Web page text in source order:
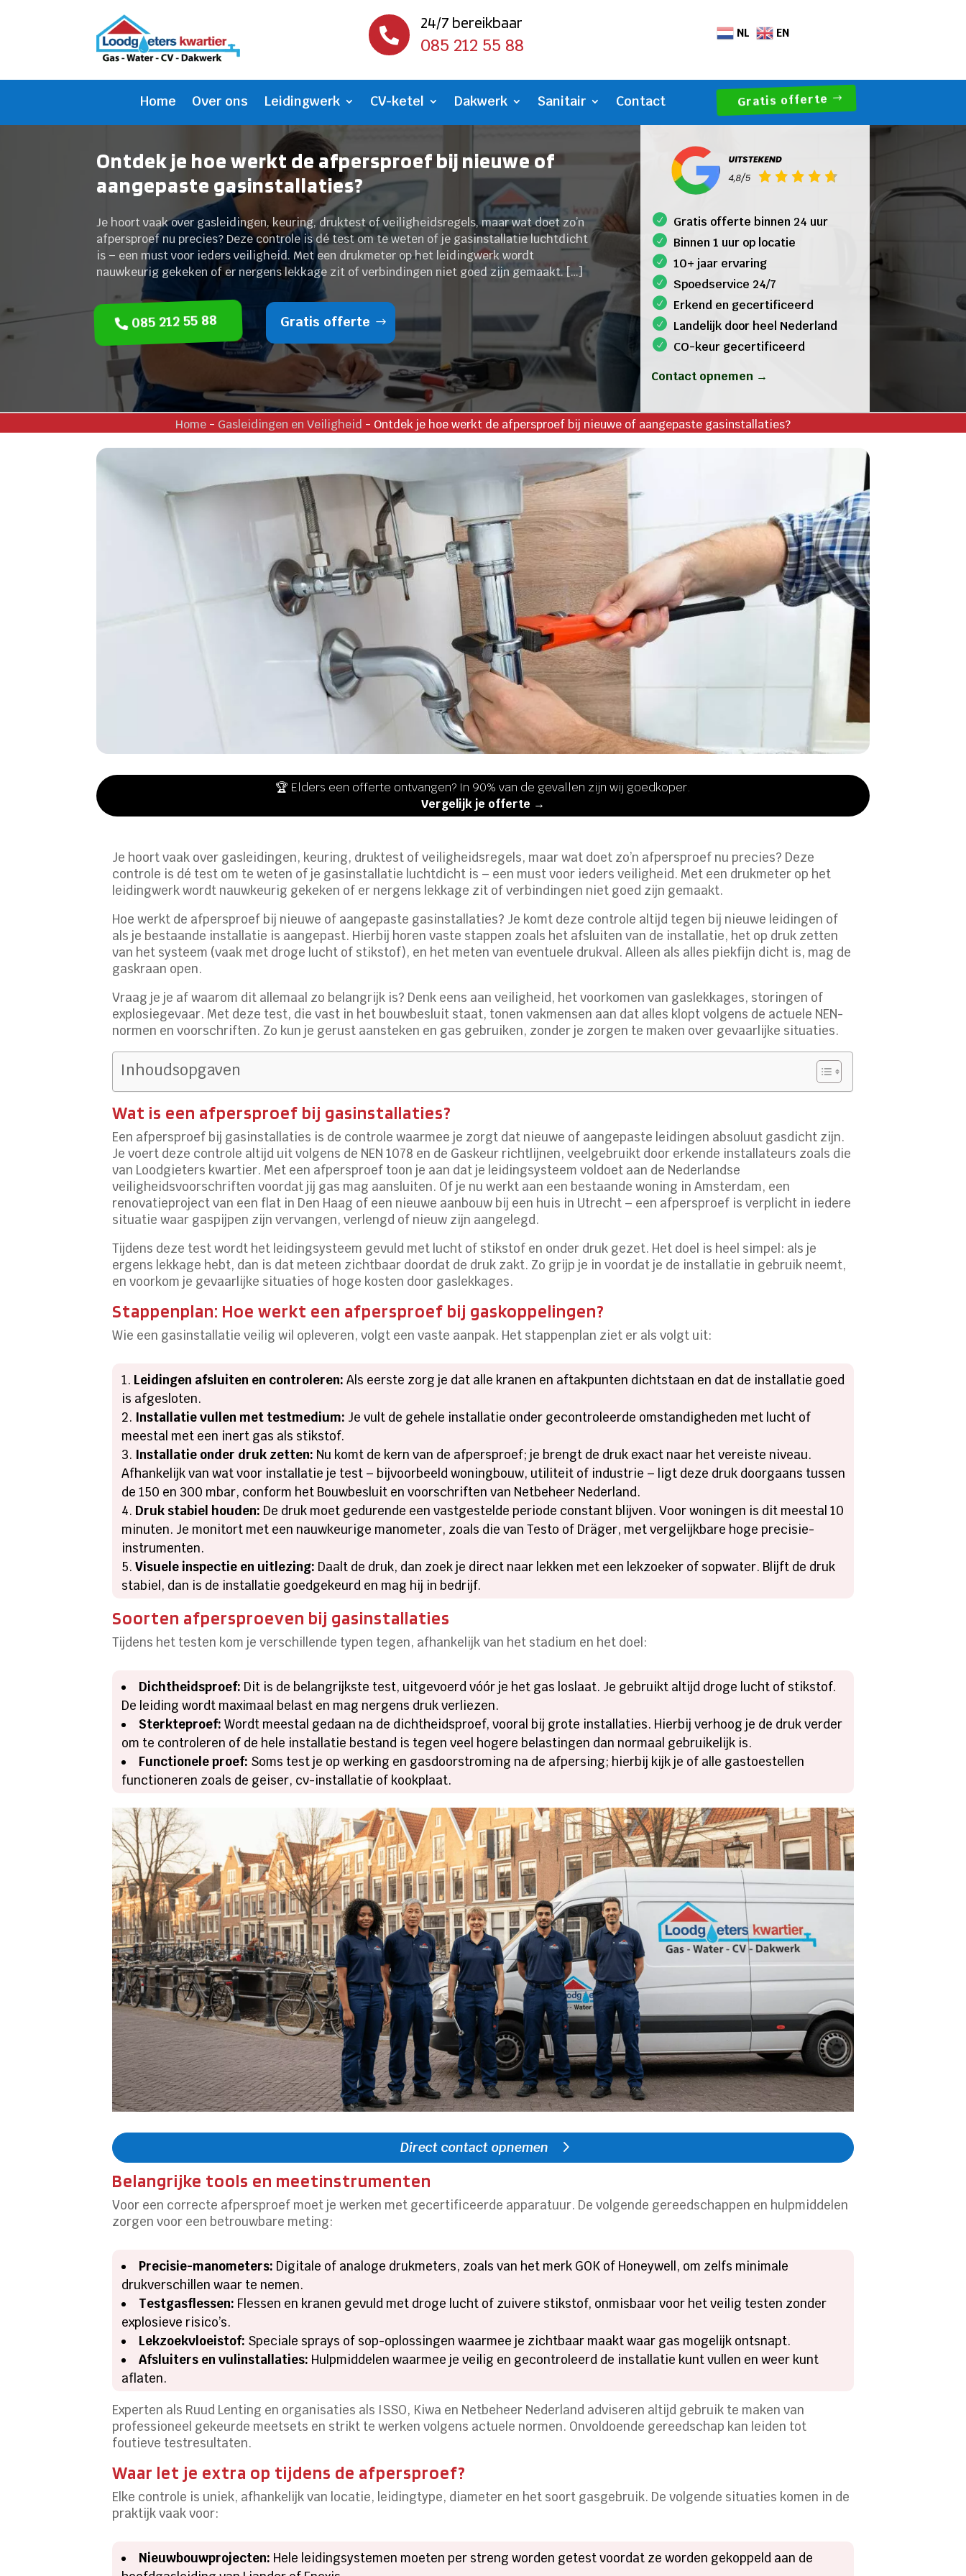

24/7 bereikbaar
085 212 55 88
NL EN
Home Over ons Leidingwerk CV-ketel Dakwerk Sanitair Contact Gratis offerte
Ontdek je hoe werkt de afpersproef bij nieuwe of
aangepaste gasinstallaties?
Je hoort vaak over gasleidingen, keuring, druktest of veiligheidsregels, maar wat doet zo’n
afpersproef nu precies? Deze controle is dé test om te weten of je gasinstallatie luchtdicht
is – een must voor ieders veiligheid. Met een drukmeter op het leidingwerk wordt
nauwkeurig gekeken of er nergens lekkage zit of verbindingen niet goed zijn gemaakt. […]
085 212 55 88 Gratis offerte
Gratis offerte binnen 24 uur
Binnen 1 uur op locatie
10+ jaar ervaring
Spoedservice 24/7
Erkend en gecertificeerd
Landelijk door heel Nederland
CO-keur gecertificeerd
Contact opnemen →
Home - Gasleidingen en Veiligheid - Ontdek je hoe werkt de afpersproef bij nieuwe of aangepaste gasinstallaties?
🏆 Elders een offerte ontvangen? In 90% van de gevallen zijn wij goedkoper.
Vergelijk je offerte →
Je hoort vaak over gasleidingen, keuring, druktest of veiligheidsregels, maar wat doet zo’n afpersproef nu precies? Deze
controle is dé test om te weten of je gasinstallatie luchtdicht is – een must voor ieders veiligheid. Met een drukmeter op het
leidingwerk wordt nauwkeurig gekeken of er nergens lekkage zit of verbindingen niet goed zijn gemaakt.
Hoe werkt de afpersproef bij nieuwe of aangepaste gasinstallaties? Je komt deze controle altijd tegen bij nieuwe leidingen of
als je bestaande installatie is aangepast. Hierbij horen vaste stappen zoals het afsluiten van de installatie, het op druk zetten
van het systeem (vaak met droge lucht of stikstof), en het meten van eventuele drukval. Alleen als alles piekfijn dicht is, mag de
gaskraan open.
Vraag je je af waarom dit allemaal zo belangrijk is? Denk eens aan veiligheid, het voorkomen van gaslekkages, storingen of
explosiegevaar. Met deze test, die vast in het bouwbesluit staat, tonen vakmensen aan dat alles klopt volgens de actuele NEN-
normen en voorschriften. Zo kun je gerust aansteken en gas gebruiken, zonder je zorgen te maken over gevaarlijke situaties.
Inhoudsopgaven
Wat is een afpersproef bij gasinstallaties?
Een afpersproef bij gasinstallaties is de controle waarmee je zorgt dat nieuwe of aangepaste leidingen absoluut gasdicht zijn.
Je voert deze controle altijd uit volgens de NEN 1078 en de Gaskeur richtlijnen, veelgebruikt door erkende installateurs zoals die
van Loodgieters kwartier. Met een afpersproef toon je aan dat je leidingsysteem voldoet aan de Nederlandse
veiligheidsvoorschriften voordat jij gas mag aansluiten. Of je nu werkt aan een bestaande woning in Amsterdam, een
renovatieproject van een flat in Den Haag of een nieuwe aanbouw bij een huis in Utrecht – een afpersproef is verplicht in iedere
situatie waar gaspijpen zijn vervangen, verlengd of nieuw zijn aangelegd.
Tijdens deze test wordt het leidingsysteem gevuld met lucht of stikstof en onder druk gezet. Het doel is heel simpel: als je
ergens lekkage hebt, dan is dat meteen zichtbaar doordat de druk zakt. Zo grijp je in voordat je de installatie in gebruik neemt,
en voorkom je gevaarlijke situaties of hoge kosten door gaslekkages.
Stappenplan: Hoe werkt een afpersproef bij gaskoppelingen?
Wie een gasinstallatie veilig wil opleveren, volgt een vaste aanpak. Het stappenplan ziet er als volgt uit:
Leidingen afsluiten en controleren: Als eerste zorg je dat alle kranen en aftakpunten dichtstaan en dat de installatie goed
is afgesloten.
Installatie vullen met testmedium: Je vult de gehele installatie onder gecontroleerde omstandigheden met lucht of
meestal met een inert gas als stikstof.
Installatie onder druk zetten: Nu komt de kern van de afpersproef; je brengt de druk exact naar het vereiste niveau.
Afhankelijk van wat voor installatie je test – bijvoorbeeld woningbouw, utiliteit of industrie – ligt deze druk doorgaans tussen
de 150 en 300 mbar, conform het Bouwbesluit en voorschriften van Netbeheer Nederland.
Druk stabiel houden: De druk moet gedurende een vastgestelde periode constant blijven. Voor woningen is dit meestal 10
minuten. Je monitort met een nauwkeurige manometer, zoals die van Testo of Dräger, met vergelijkbare hoge precisie-
instrumenten.
Visuele inspectie en uitlezing: Daalt de druk, dan zoek je direct naar lekken met een lekzoeker of sopwater. Blijft de druk
stabiel, dan is de installatie goedgekeurd en mag hij in bedrijf.
Soorten afpersproeven bij gasinstallaties
Tijdens het testen kom je verschillende typen tegen, afhankelijk van het stadium en het doel:
Dichtheidsproef: Dit is de belangrijkste test, uitgevoerd vóór je het gas loslaat. Je gebruikt altijd droge lucht of stikstof.
De leiding wordt maximaal belast en mag nergens druk verliezen.
Sterkteproef: Wordt meestal gedaan na de dichtheidsproef, vooral bij grote installaties. Hierbij verhoog je de druk verder
om te controleren of de hele installatie bestand is tegen veel hogere belastingen dan normaal gebruikelijk is.
Functionele proef: Soms test je op werking en gasdoorstroming na de afpersing; hierbij kijk je of alle gastoestellen
functioneren zoals de geiser, cv-installatie of kookplaat.
Direct contact opnemen
Belangrijke tools en meetinstrumenten
Voor een correcte afpersproef moet je werken met gecertificeerde apparatuur. De volgende gereedschappen en hulpmiddelen
zorgen voor een betrouwbare meting:
Precisie-manometers: Digitale of analoge drukmeters, zoals van het merk GOK of Honeywell, om zelfs minimale
drukverschillen waar te nemen.
Testgasflessen: Flessen en kranen gevuld met droge lucht of zuivere stikstof, onmisbaar voor het veilig testen zonder
explosieve risico’s.
Lekzoekvloeistof: Speciale sprays of sop-oplossingen waarmee je zichtbaar maakt waar gas mogelijk ontsnapt.
Afsluiters en vulinstallaties: Hulpmiddelen waarmee je veilig en gecontroleerd de installatie kunt vullen en weer kunt
aflaten.
Experten als Ruud Lenting en organisaties als ISSO, Kiwa en Netbeheer Nederland adviseren altijd gebruik te maken van
professioneel gekeurde meetsets en strikt te werken volgens actuele normen. Onvoldoende gereedschap kan leiden tot
foutieve testresultaten.
Waar let je extra op tijdens de afpersproef?
Elke controle is uniek, afhankelijk van locatie, leidingtype, diameter en het soort gasgebruik. De volgende situaties komen in de
praktijk vaak voor:
Nieuwbouwprojecten: Hele leidingsystemen moeten per streng worden getest voordat ze worden gekoppeld aan de